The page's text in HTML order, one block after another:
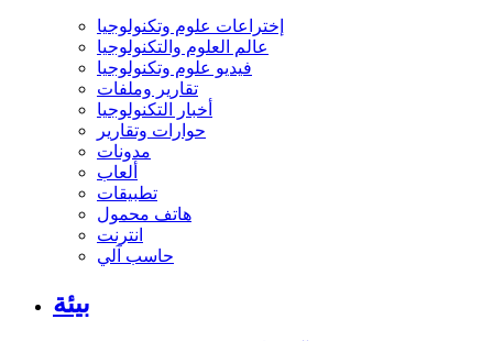
إختراعات علوم وتكنولوجيا
عالم العلوم والتكنولوجيا
فيديو علوم وتكنولوجيا
تقارير وملفات
أخبار التكنولوجيا
حوارات وتقارير
مدونات
ألعاب
تطبيقات
هاتف محمول
انترنت
حاسب آلي
بيئة